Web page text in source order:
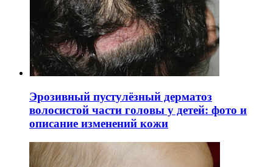
Эрозивный пустулёзный дерматоз
волосистой части головы у детей: фото и
описание изменений кожи